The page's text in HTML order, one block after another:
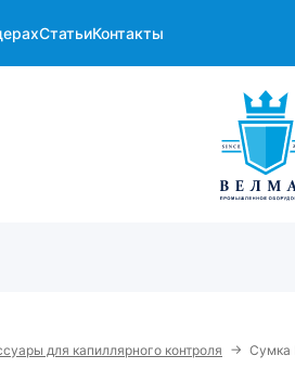
СтатьиКонтакты
для капиллярного контроля → Сумка